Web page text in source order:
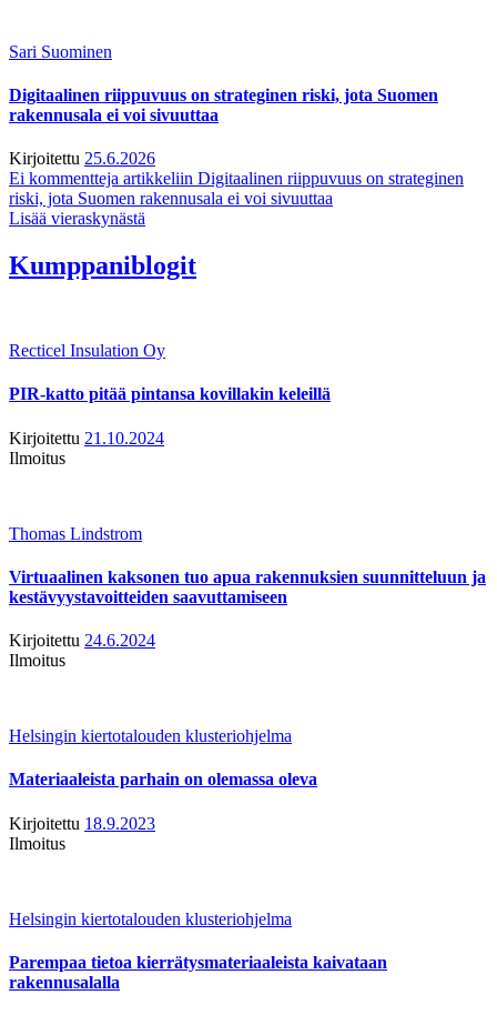
Sari Suominen
Digitaalinen riippuvuus on strateginen riski, jota Suomen
rakennusala ei voi sivuuttaa
Kirjoitettu 25.6.2026
Ei kommentteja artikkeliin Digitaalinen riippuvuus on strateginen
riski, jota Suomen rakennusala ei voi sivuuttaa
Lisää vieraskynästä
Kumppaniblogit
Recticel Insulation Oy
PIR-katto pitää pintansa kovillakin keleillä
Kirjoitettu 21.10.2024
Ilmoitus
Thomas Lindstrom
Virtuaalinen kaksonen tuo apua rakennuksien suunnitteluun ja
kestävyystavoitteiden saavuttamiseen
Kirjoitettu 24.6.2024
Ilmoitus
Helsingin kiertotalouden klusteriohjelma
Materiaaleista parhain on olemassa oleva
Kirjoitettu 18.9.2023
Ilmoitus
Helsingin kiertotalouden klusteriohjelma
Parempaa tietoa kierrätysmateriaaleista kaivataan
rakennusalalla